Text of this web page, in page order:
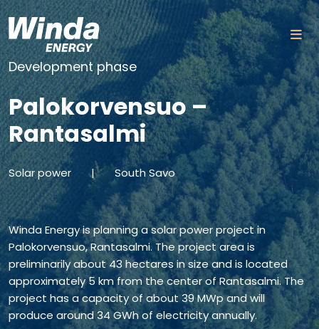
Skip to content
Development phase
Palokorvensuo –
Rantasalmi
Solar power | South Savo
Winda Energy is planning a solar power project in
Palokorvensuo, Rantasalmi. The project area is
preliminarily about 43 hectares in size and is located
approximately 5 km from the center of Rantasalmi. The
project has a capacity of about 39 MWp and will
produce around 34 GWh of electricity annually.